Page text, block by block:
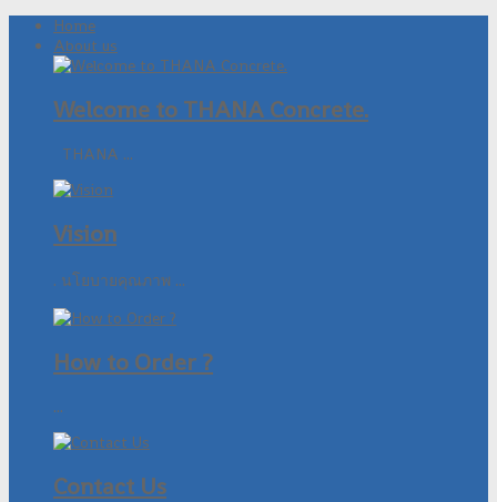
Home
About us
Welcome to THANA Concrete.
THANA ...
Vision
. นโยบายคุณภาพ ...
How to Order ?
...
Contact Us